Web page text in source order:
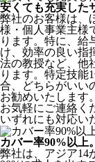
安くても充実した
弊社のお客様は、
様・個人事業主様
ります。特に、給
け、効率の良い指
法の教授など、 他
ります。特定技能
合、どちらがいい
お勧めいたします
お気軽にご連絡く
いずれにも対応い
カバー率90%以上
弊社は、 アジア14